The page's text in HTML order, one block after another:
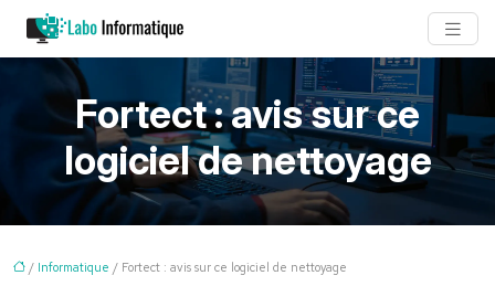
Fortect : avis sur ce
logiciel de nettoyage
/ Informatique / Fortect : avis sur ce logiciel de nettoyage